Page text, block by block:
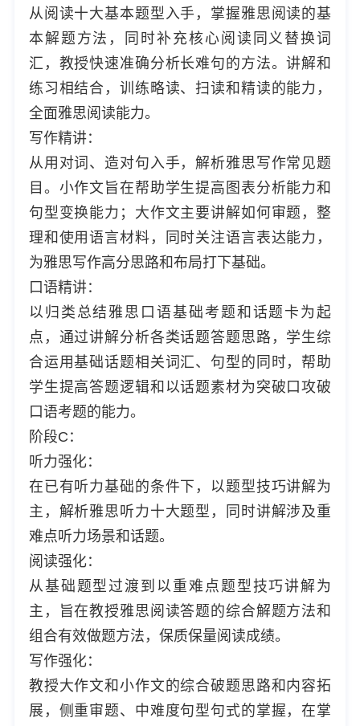
从阅读十大基本题型入手，掌握雅思阅读的基
本解题方法，同时补充核心阅读同义替换词
汇，教授快速准确分析长难句的方法。讲解和
练习相结合，训练略读、扫读和精读的能力，
全面雅思阅读能力。
写作精讲：
从用对词、造对句入手，解析雅思写作常见题
目。小作文旨在帮助学生提高图表分析能力和
句型变换能力；大作文主要讲解如何审题，整
理和使用语言材料，同时关注语言表达能力，
为雅思写作高分思路和布局打下基础。
口语精讲：
以归类总结雅思口语基础考题和话题卡为起
点，通过讲解分析各类话题答题思路，学生综
合运用基础话题相关词汇、句型的同时，帮助
学生提高答题逻辑和以话题素材为突破口攻破
口语考题的能力。
阶段C：
听力强化：
在已有听力基础的条件下，以题型技巧讲解为
主，解析雅思听力十大题型，同时讲解涉及重
难点听力场景和话题。
阅读强化：
从基础题型过渡到以重难点题型技巧讲解为
主，旨在教授雅思阅读答题的综合解题方法和
组合有效做题方法，保质保量阅读成绩。
写作强化：
教授大作文和小作文的综合破题思路和内容拓
展，侧重审题、中难度句型句式的掌握，在掌